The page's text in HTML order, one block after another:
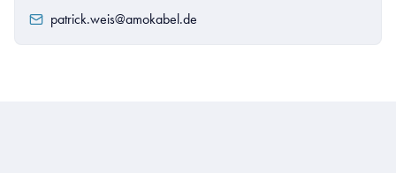
patrick.weis@amokabel.de